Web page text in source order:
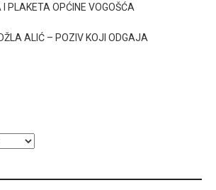
PLAKETA OPĆINE VOGOŠĆA
ALIĆ – POZIV KOJI ODGAJA